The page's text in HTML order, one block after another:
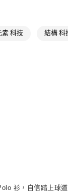
素 科技 結構 科
衫，自信踏上球